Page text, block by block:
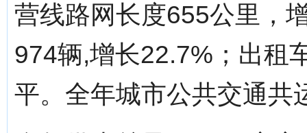
营线路网长度655公里，
974辆,增长22.7%；出租
平。全年城市公共交通共